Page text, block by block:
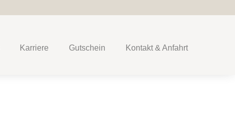
Karriere Gutschein Kontakt & Anfahrt